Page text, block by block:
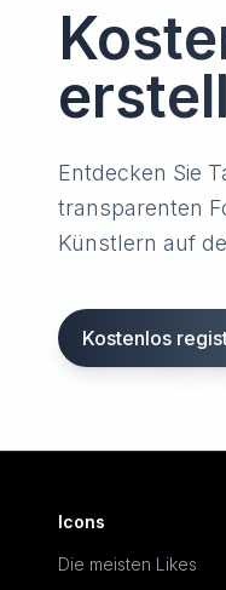
Entdecken Sie
transparenten
Künstlern auf
Kostenlos
Icons
Die meisten Likes